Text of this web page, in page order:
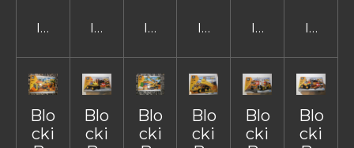
In winkelwagenIn winkelwagenIn winkelwagenIn winkelwagen
In In
Blo
cki
Blo
cki
Blo
cki
Blo
cki
Blo
cki
Blo
cki